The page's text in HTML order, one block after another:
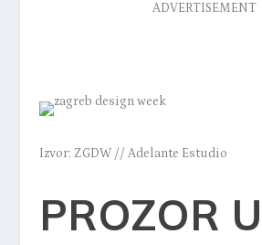
ADVERTISEMENT
Izvor: ZGDW // Adelante Estudio
PROZOR U